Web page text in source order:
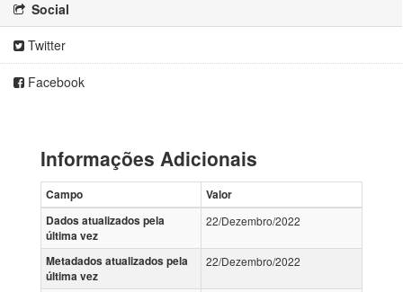
Social
Twitter
Facebook
Informações Adicionais
Campo
Valor
Dados atualizados pela
última vez
22/Dezembro/2022
Metadados atualizados pela
última vez
22/Dezembro/2022